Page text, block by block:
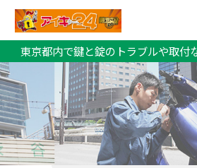
東京都内で鍵と錠のトラブルや取付